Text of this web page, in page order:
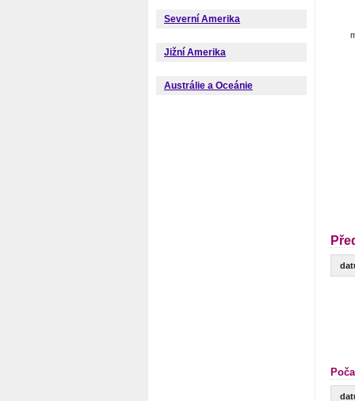
Severní Amerika
Jižní Amerika
Austrálie a Oceánie